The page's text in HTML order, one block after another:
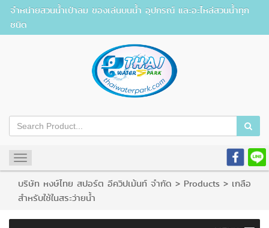
จำหน่ายสวนน้ำเป่าลม ของเล่นบนน้ำ อุปกรณ์ และอะไหล่สวนน้ำทุก
ชนิด
Toggle
navigation
บริษัท หงษ์ไทย สปอร์ต อีควิปเม้นท์ จำกัด > Products > เกลือ
สำหรับใช้ในสระว่ายน้ำ